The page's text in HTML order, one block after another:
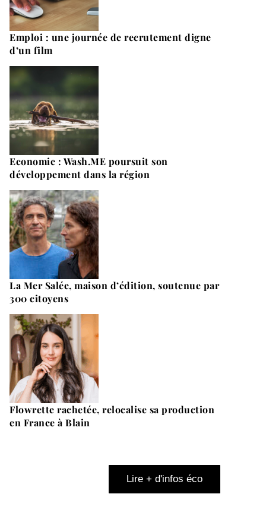
Emploi : une journée de recrutement digne
d’un film
Economie : Wash.ME poursuit son
développement dans la région
La Mer Salée, maison d’édition, soutenue par
300 citoyens
Flowrette rachetée, relocalise sa production
en France à Blain
Lire + d'infos éco